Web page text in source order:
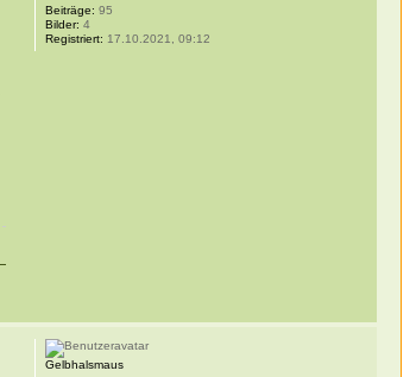
Beiträge: 95
Bilder: 4
Registriert: 17.10.2021, 09:12
Gelbhalsmaus